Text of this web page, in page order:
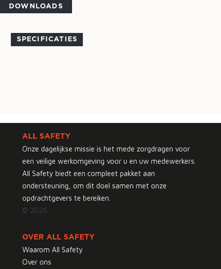
DOWNLOADS
SPECIFICATIES
ALL SAFETY
Onze dagelijkse missie is het mede zorgdragen voor
een veilige werkomgeving voor u en uw medewerkers.
All Safety biedt een compleet pakket aan
ondersteuning, om dit doel samen met onze
opdrachtgevers te bereiken.
© 2026
OVER ALL SAFETY
Waarom All Safety
Over ons